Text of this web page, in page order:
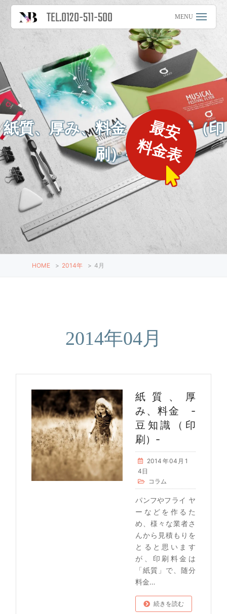
TEL.0120-511-500
紙質、厚み、料金 -豆知識（印
刷）-
最安
料金表
HOME > 2014年 > 4月
2014年04月
紙質、厚
み、料金 -
豆知識（印
刷）-
2014年04月1
4日
コラム
パンフやフライ ヤ
ーなどを作るた
め、様々な業者さ
んから見積もりを
とると思います
が、印刷料金は
「紙質」で、随分
料金…
続きを読む